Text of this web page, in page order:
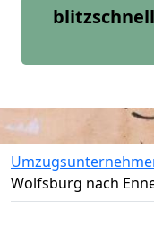
Wolfsburg nach